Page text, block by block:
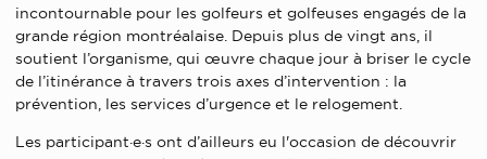
incontournable pour les golfeurs et golfeuses engagés de la
grande région montréalaise. Depuis plus de vingt ans, il
soutient l’organisme, qui œuvre chaque jour à briser le cycle
de l’itinérance à travers trois axes d’intervention : la
prévention, les services d’urgence et le relogement.
Les participant·e·s ont d’ailleurs eu l'occasion de découvrir